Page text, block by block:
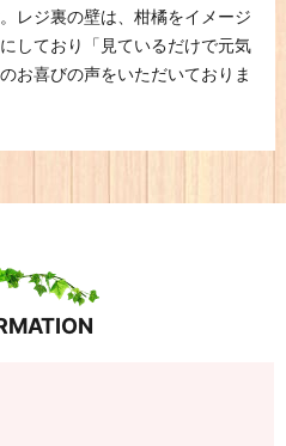
レジ裏の壁は、柑橘をイメージ
しており「見ているだけで元気
お喜びの声をいただいておりま